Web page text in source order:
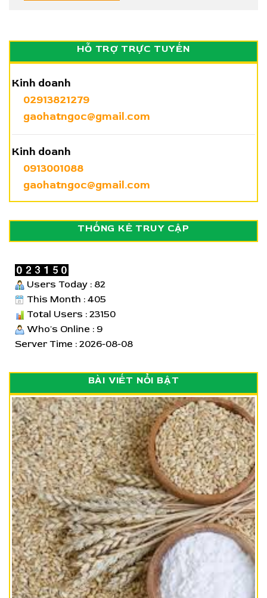
HỖ TRỢ TRỰC TUYẾN
Kinh doanh
02913821279
gaohatngoc@gmail.com
Kinh doanh
0913001088
gaohatngoc@gmail.com
THỐNG KÊ TRUY CẬP
Users Today : 82
This Month : 405
Total Users : 23150
Who's Online : 9
Server Time : 2026-08-08
BÀI VIẾT NỔI BẬT